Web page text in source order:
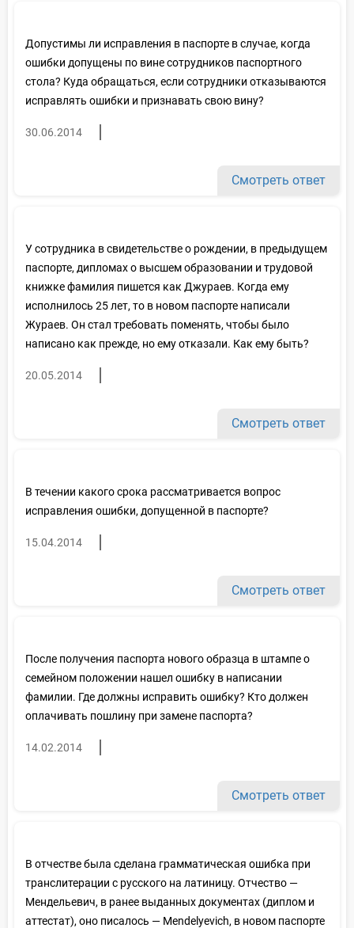
Допустимы ли исправления в паспорте в случае, когда
ошибки допущены по вине сотрудников паспортного
стола? Куда обращаться, если сотрудники отказываются
исправлять ошибки и признавать свою вину?
30.06.2014
Смотреть ответ
У сотрудника в свидетельстве о рождении, в предыдущем
паспорте, дипломах о высшем образовании и трудовой
книжке фамилия пишется как Джураев. Когда ему
исполнилось 25 лет, то в новом паспорте написали
Жураев. Он стал требовать поменять, чтобы было
написано как прежде, но ему отказали. Как ему быть?
20.05.2014
Смотреть ответ
В течении какого срока рассматривается вопрос
исправления ошибки, допущенной в паспорте?
15.04.2014
Смотреть ответ
После получения паспорта нового образца в штампе о
семейном положении нашел ошибку в написании
фамилии. Где должны исправить ошибку? Кто должен
оплачивать пошлину при замене паспорта?
14.02.2014
Смотреть ответ
В отчестве была сделана грамматическая ошибка при
транслитерации с русского на латиницу. Отчество —
Мендельевич, в ранее выданных документах (диплом и
аттестат), оно писалось — Mendelyevich, в новом паспорте